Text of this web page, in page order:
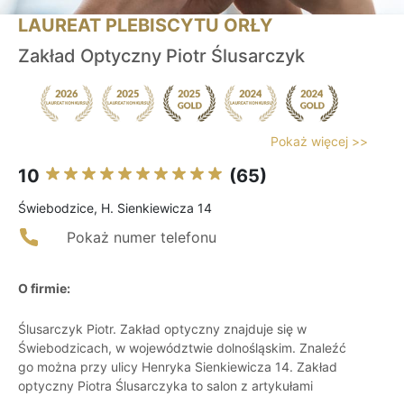
LAUREAT PLEBISCYTU ORŁY
Zakład Optyczny Piotr Ślusarczyk
Pokaż więcej >>
10 (65)
Świebodzice, H. Sienkiewicza 14
Pokaż numer telefonu
O firmie:
Ślusarczyk Piotr. Zakład optyczny znajduje się w
Świebodzicach, w województwie dolnośląskim. Znaleźć
go można przy ulicy Henryka Sienkiewicza 14. Zakład
optyczny Piotra Ślusarczyka to salon z artykułami